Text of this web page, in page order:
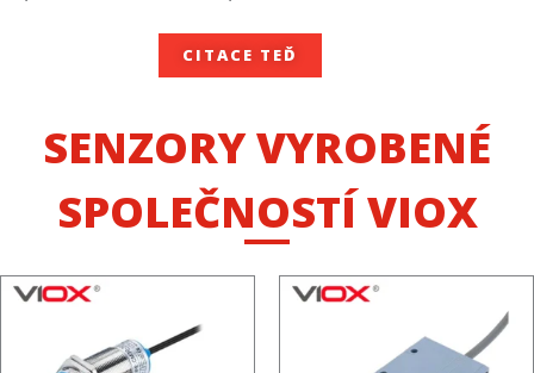
CITACE TEĎ
SENZORY VYROBENÉ
SPOLEČNOSTÍ VIOX